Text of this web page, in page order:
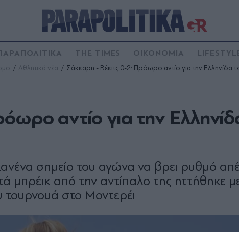
THE TIMES ΟΙΚΟΝΟΜΙΑ
Αθλητικά νέα Σάκκαρη - Βέκιτς 0-2: Πρόωρο αντίο για την Ελληνίδα
αντίο για την
σημείο του αγώνα να βρει ρυθμό
μπρέικ από την αντίπαλο της ηττήθηκε
τουρνουά στο Μοντερέι